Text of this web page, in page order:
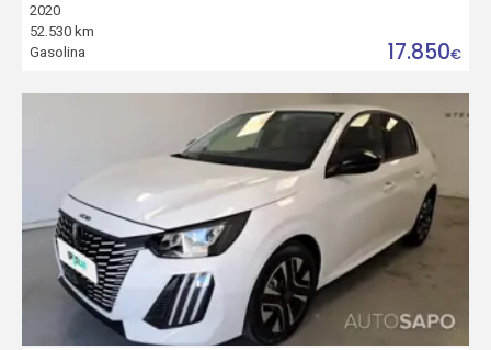
2020
52.530 km
Gasolina
17.850€